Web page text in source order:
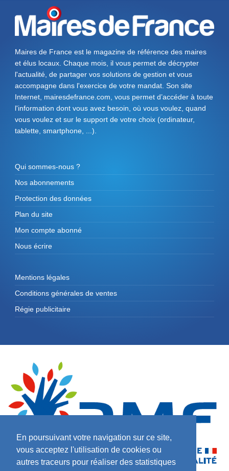
En poursuivant votre navigation sur ce site,
vous acceptez l'utilisation de cookies ou
autres traceurs pour réaliser des statistiques
Maires de France est le magazine de référence des maires
et élus locaux. Chaque mois, il vous permet de décrypter
l'actualité, de partager vos solutions de gestion et vous
accompagne dans l'exercice de votre mandat. Son site
Internet, mairesdefrance.com, vous permet d’accéder à toute
l'information dont vous avez besoin, où vous voulez, quand
vous voulez et sur le support de votre choix (ordinateur,
tablette, smartphone, ...).
Qui sommes-nous ?
Nos abonnements
Protection des données
Plan du site
Mon compte abonné
Nous écrire
Mentions légales
Conditions générales de ventes
Régie publicitaire